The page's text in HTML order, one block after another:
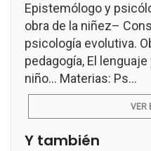
Epistemólogo y
obra de la niñez–
psicología evolutiva.
pedagogía, El
niño... Materias: Ps...
VER
Y también